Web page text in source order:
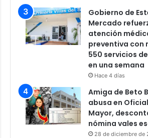
Gobierno de
Mercado
atención
preventiva con
550 servicios
en una semana
Hace 4 días
Amiga de Beto
abusa en
Mayor,
nómina vales
28 de diciembre de